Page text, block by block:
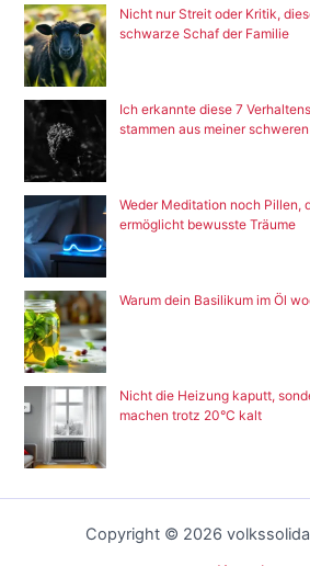
Nicht nur Streit oder Kritik,
schwarze Schaf der Familie
Ich erkannte diese 7
stammen aus meiner
Weder Meditation noch Pillen,
ermöglicht bewusste Träume
Warum dein Basilikum im Öl
Nicht die Heizung kaputt,
machen trotz 20°C kalt
Copyright © 2026